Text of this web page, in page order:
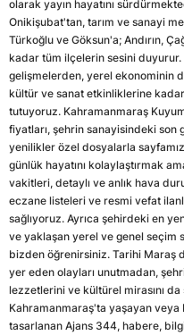
olarak yayın hayatını
Onikişubat'tan, tarım ve sanayi
Türkoğlu ve Göksun'a; Andırın,
kadar tüm ilçelerin sesini
gelişmelerden, yerel ekonominin
kültür ve sanat etkinliklerine kadar
tutuyoruz. Kahramanmaraş
fiyatları, şehrin sanayisindeki son
yenilikler özel dosyalarla
günlük hayatını kolaylaştırmak
vakitleri, detaylı ve anlık hava
eczane listeleri ve resmi vefat
sağlıyoruz. Ayrıca şehirdeki en
ve yaklaşan yerel ve genel seçim
bizden öğrenirsiniz. Tarihi Maraş
yer eden olayları unutmadan,
lezzetlerini ve kültürel mirasını da
Kahramanmaraş'ta yaşayan
tasarlanan Ajans 344, habere,